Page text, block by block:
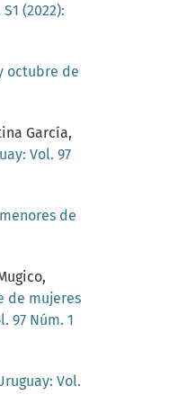
(2022):
octubre de
García,
Vol. 97
de
de mujeres
97 Núm. 1
Vol.